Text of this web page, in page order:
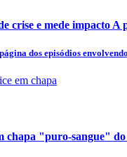
crise e mede impacto A
dos episódios
chapa "puro-sangue"